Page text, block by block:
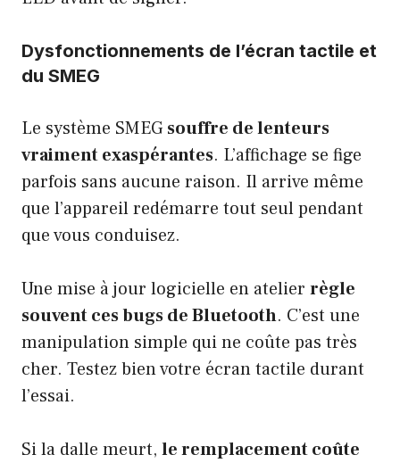
Dysfonctionnements de l’écran tactile et
du SMEG
Le système SMEG souffre de lenteurs
vraiment exaspérantes. L’affichage se fige
parfois sans aucune raison. Il arrive même
que l’appareil redémarre tout seul pendant
que vous conduisez.
Une mise à jour logicielle en atelier règle
souvent ces bugs de Bluetooth. C’est une
manipulation simple qui ne coûte pas très
cher. Testez bien votre écran tactile durant
l’essai.
Si la dalle meurt, le remplacement coûte